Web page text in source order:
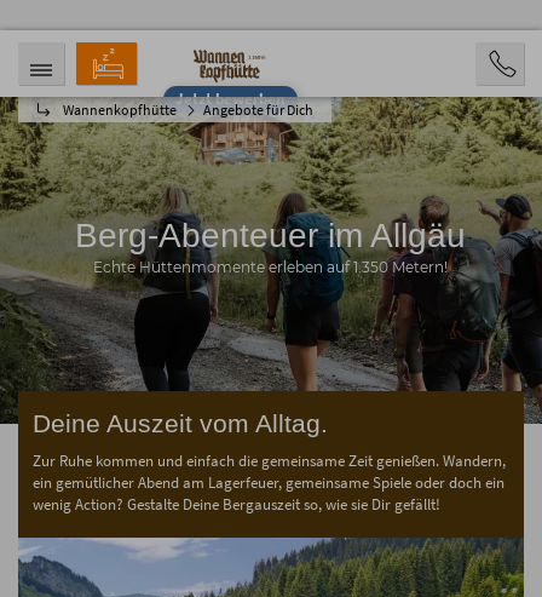
Jetzt bewerben
Wannenkopfhütte Angebote für Dich
ANREISE
09.08.2026
ABREISE
14.08.2026
PERSONEN
2 Personen
BUCHENBerg-Abenteuer im Allgäu
Echte Hüttenmomente erleben auf 1.350 Metern!
Deine Auszeit vom Alltag.
Zur Ruhe kommen und einfach die gemeinsame Zeit genießen. Wandern,
ein gemütlicher Abend am Lagerfeuer, gemeinsame Spiele oder doch ein
wenig Action? Gestalte Deine Bergauszeit so, wie sie Dir gefällt!